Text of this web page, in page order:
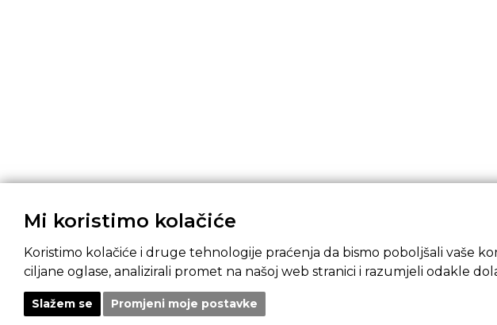
Mi koristimo kolačiće
Koristimo kolačiće i druge tehnologije praćenja da bismo poboljšali vaše
ciljane oglase, analizirali promet na našoj web stranici i razumjeli odakle
Slažem se Promjeni moje postavke